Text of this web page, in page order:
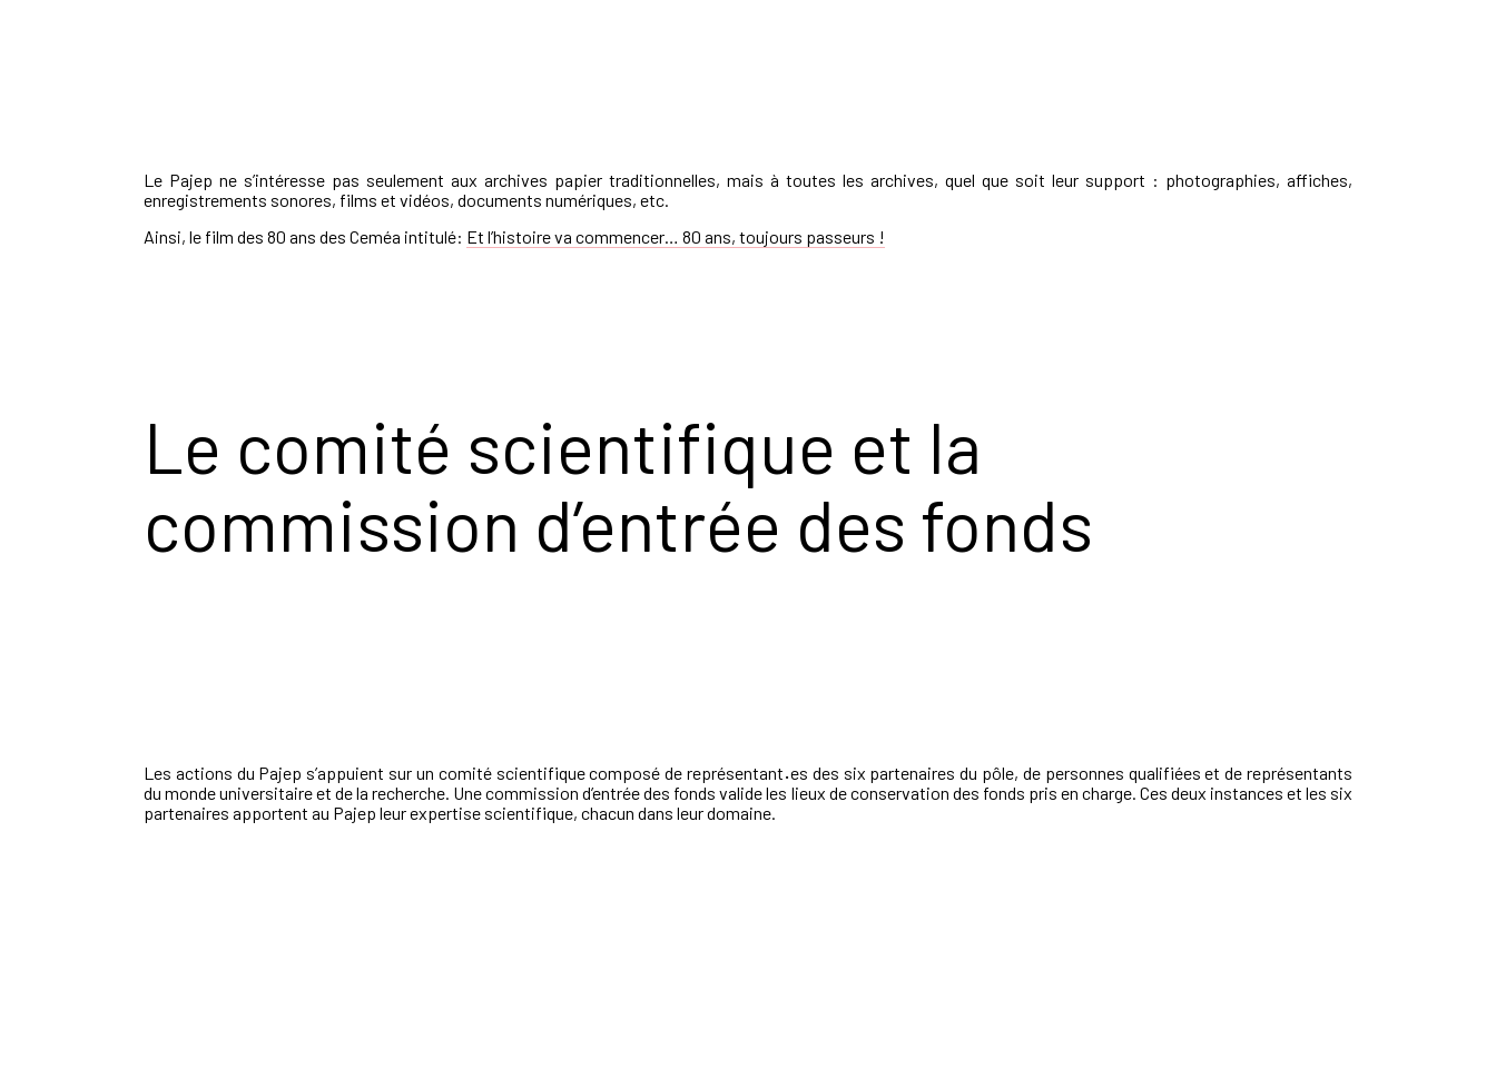
Le Pajep ne s’intéresse pas seulement aux archives papier traditionnelles, mais à toutes les archives, quel que soit leur support : photographies, affiches,
enregistrements sonores, films et vidéos, documents numériques, etc.
Ainsi, le film des 80 ans des Ceméa intitulé: Et l’histoire va commencer… 80 ans, toujours passeurs !
Le comité scientifique et la
commission d’entrée des fonds
Les actions du Pajep s’appuient sur un comité scientifique composé de représentant·es des six partenaires du pôle, de personnes qualifiées et de représentants
du monde universitaire et de la recherche. Une commission d’entrée des fonds valide les lieux de conservation des fonds pris en charge. Ces deux instances et les six
partenaires apportent au Pajep leur expertise scientifique, chacun dans leur domaine.